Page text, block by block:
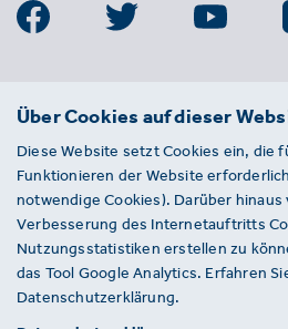
BDE
Entsorgungs-, Wasser- und
Kreislaufwirtschaft e. V.
Von-der-Heydt-Straße 2
D 10785 Berlin
Sie haben einen Fehler auf unserer
gefunden? Ihnen ist ein defekter Link
Über Cookies auf dieser
Diese Website setzt Cookies ein, die
Funktionieren der Website
notwendige Cookies). Darüber hinaus
Verbesserung des Internetauftritts
Nutzungsstatistiken erstellen zu
das Tool Google Analytics. Erfahren
Datenschutzerklärung.